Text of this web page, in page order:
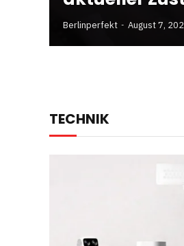
Berlinperfekt August 7,
TECHNIK